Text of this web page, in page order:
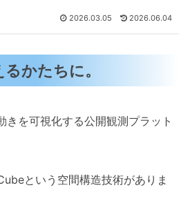
2026.03.05 2026.06.04
かたちに。
を可視化する公開観測プラット
という空間構造技術がありま